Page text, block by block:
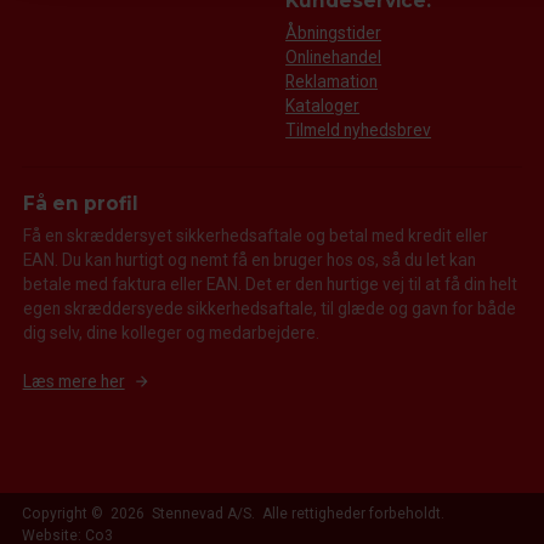
Åbningstider
Onlinehandel
Reklamation
Kataloger
Tilmeld nyhedsbrev
Få en profil
Få en skræddersyet sikkerhedsaftale og betal med kredit eller
EAN. Du kan hurtigt og nemt få en bruger hos os, så du let kan
betale med faktura eller EAN. Det er den hurtige vej til at få din helt
egen skræddersyede sikkerhedsaftale, til glæde og gavn for både
dig selv, dine kolleger og medarbejdere.
Læs mere her
Copyright © 2026 Stennevad A/S. Alle rettigheder forbeholdt.
Website: Co3